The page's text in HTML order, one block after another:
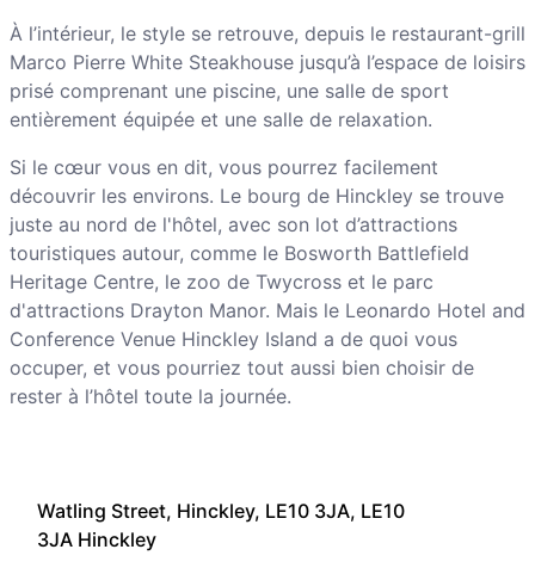
Watling Street, Hinckley, LE10 3JA, LE10
3JA Hinckley
À l’intérieur, le style se retrouve, depuis le restaurant-grill
Marco Pierre White Steakhouse jusqu’à l’espace de loisirs
prisé comprenant une piscine, une salle de sport
entièrement équipée et une salle de relaxation.
Si le cœur vous en dit, vous pourrez facilement
découvrir les environs. Le bourg de Hinckley se trouve
juste au nord de l'hôtel, avec son lot d’attractions
touristiques autour, comme le Bosworth Battlefield
Heritage Centre, le zoo de Twycross et le parc
d'attractions Drayton Manor. Mais le Leonardo Hotel and
Conference Venue Hinckley Island a de quoi vous
occuper, et vous pourriez tout aussi bien choisir de
rester à l’hôtel toute la journée.